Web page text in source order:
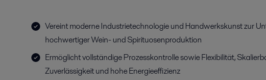
Vereint moderne Industrietechnologie und Handwerkskunst zur
hochwertiger Wein- und Spirituosenproduktion
Ermöglicht vollständige Prozesskontrolle sowie Flexibilität,
Zuverlässigkeit und hohe Energieeffizienz